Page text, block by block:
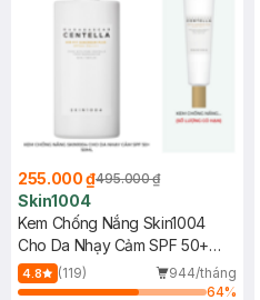
255.000 ₫495.000 ₫
Skin1004
Kem Chống Nắng Skin1004
Cho Da Nhạy Cảm SPF 50+
50ml
4.8 (119)
944/tháng
64%